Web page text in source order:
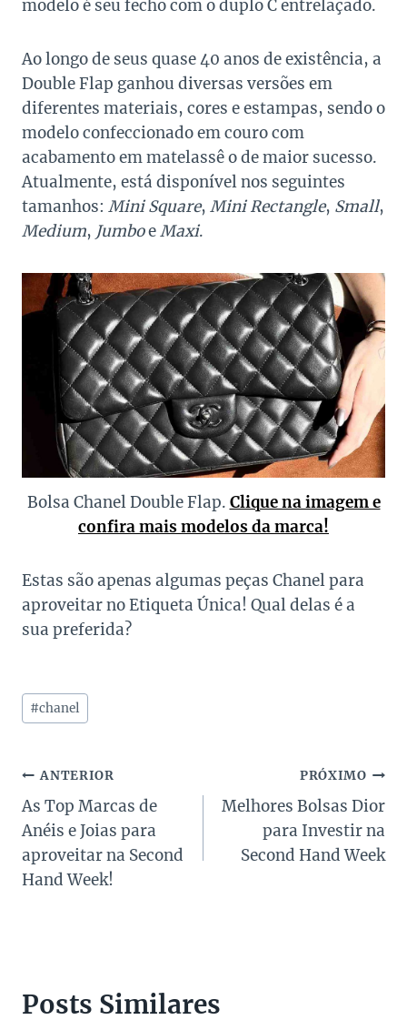
modelo é seu fecho com o duplo C entrelaçado.
Ao longo de seus quase 40 anos de existência, a
Double Flap ganhou diversas versões em
diferentes materiais, cores e estampas, sendo o
modelo confeccionado em couro com
acabamento em matelassê o de maior sucesso.
Atualmente, está disponível nos seguintes
tamanhos: Mini Square, Mini Rectangle, Small,
Medium, JumboeMaxi.
Bolsa Chanel Double Flap. Clique na imagem e
confira mais modelos da marca!
Estas são apenas algumas peças Chanel para
aproveitar no Etiqueta Única! Qual delas é a
sua preferida?
Tags
do
#chanel
Navegação
de
Post
ANTERIOR
As Top Marcas de
Anéis e Joias para
aproveitar na Second
Hand Week!
PRÓXIMO
Melhores Bolsas Dior
para Investir na
Second Hand Week
Posts Similares